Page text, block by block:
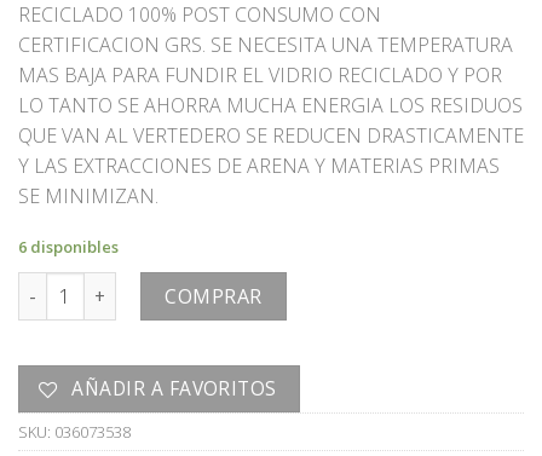
RECICLADO 100% POST CONSUMO CON
CERTIFICACION GRS. SE NECESITA UNA TEMPERATURA
MAS BAJA PARA FUNDIR EL VIDRIO RECICLADO Y POR
LO TANTO SE AHORRA MUCHA ENERGIA LOS RESIDUOS
QUE VAN AL VERTEDERO SE REDUCEN DRASTICAMENTE
Y LAS EXTRACCIONES DE ARENA Y MATERIAS PRIMAS
SE MINIMIZAN.
6 disponibles
CANDELABRO cantidadCOMPRAR
AÑADIR A FAVORITOS
SKU: 036073538